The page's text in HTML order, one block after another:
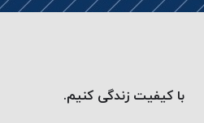
با کیفیت زندگی کنیم.